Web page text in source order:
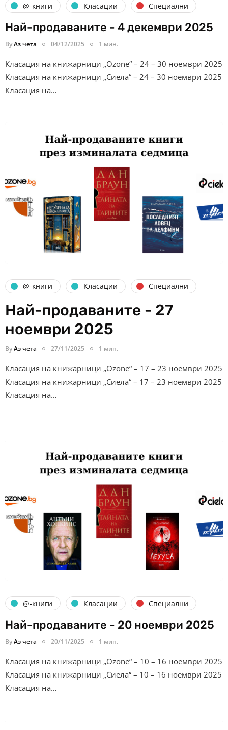
@-книги Класации Специални
Най-продаваните - 4 декември 2025
ByАз чета 04/12/2025 1 мин.
Класация на книжарници „Ozone“ – 24 – 30 ноември 2025
Класация на книжарници „Сиела“ – 24 – 30 ноември 2025
Класация на…
@-книги Класации Специални
Най-продаваните - 27
ноември 2025
ByАз чета 27/11/2025 1 мин.
Класация на книжарници „Ozone“ – 17 – 23 ноември 2025
Класация на книжарници „Сиела“ – 17 – 23 ноември 2025
Класация на…
@-книги Класации Специални
Най-продаваните - 20 ноември 2025
ByАз чета 20/11/2025 1 мин.
Класация на книжарници „Ozone“ – 10 – 16 ноември 2025
Класация на книжарници „Сиела“ – 10 – 16 ноември 2025
Класация на…